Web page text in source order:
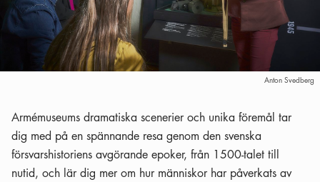
Anton Svedberg
Armémuseums dramatiska scenerier och unika föremål tar
dig med på en spännande resa genom den svenska
försvarshistoriens avgörande epoker, från 1500-talet till
nutid, och lär dig mer om hur människor har påverkats av